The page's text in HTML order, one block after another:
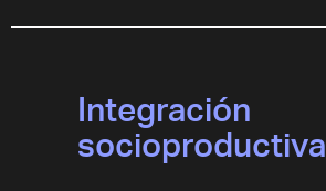
Integración
socioproductiva